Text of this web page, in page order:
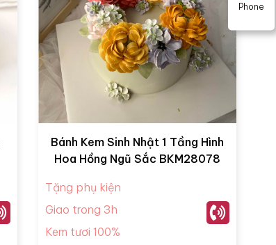
Phone
Bánh Kem Sinh Nhật 1 Tầng Hình
Hoa Hồng Ngũ Sắc BKM28078
Tặng phụ kiện
Giao trong 3h
Kem tươi 100%